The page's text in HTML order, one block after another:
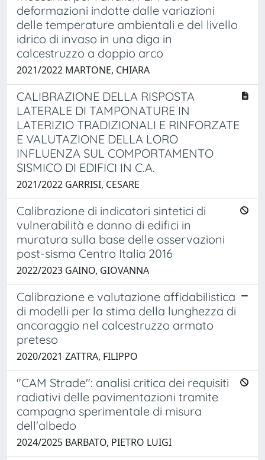
deformazioni indotte dalle variazioni
delle temperature ambientali e del livello
idrico di invaso in una diga in
calcestruzzo a doppio arco
2021/2022 MARTONE, CHIARA
CALIBRAZIONE DELLA RISPOSTA
LATERALE DI TAMPONATURE IN
LATERIZIO TRADIZIONALI E RINFORZATE
E VALUTAZIONE DELLA LORO
INFLUENZA SUL COMPORTAMENTO
SISMICO DI EDIFICI IN C.A.
2021/2022 GARRISI, CESARE
Calibrazione di indicatori sintetici di
vulnerabilità e danno di edifici in
muratura sulla base delle osservazioni
post-sisma Centro Italia 2016
2022/2023 GAINO, GIOVANNA
Calibrazione e valutazione affidabilistica
di modelli per la stima della lunghezza di
ancoraggio nel calcestruzzo armato
preteso
2020/2021 ZATTRA, FILIPPO
"CAM Strade": analisi critica dei requisiti
radiativi delle pavimentazioni tramite
campagna sperimentale di misura
dell'albedo
2024/2025 BARBATO, PIETRO LUIGI